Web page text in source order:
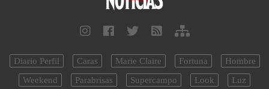
Diario Perfil Caras Marie Claire Fortuna
Hombre
Weekend
Parabrisas Supercampo Look
Luz